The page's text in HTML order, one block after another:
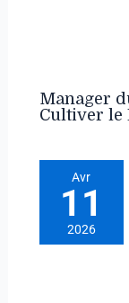
Manager
Cultiver le
Avr
11
2026